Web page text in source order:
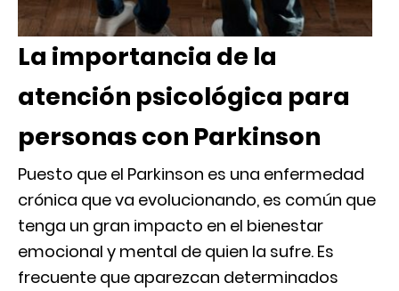
La importancia de la
atención psicológica para
personas con Parkinson
Puesto que el Parkinson es una enfermedad
crónica que va evolucionando, es común que
tenga un gran impacto en el bienestar
emocional y mental de quien la sufre. Es
frecuente que aparezcan determinados